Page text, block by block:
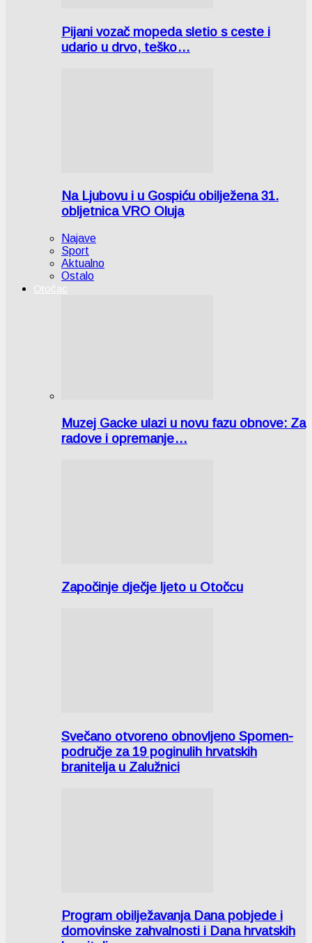
Pijani vozač mopeda sletio s ceste i
udario u drvo, teško…
Na Ljubovu i u Gospiću obilježena 31.
obljetnica VRO Oluja
Najave
Sport
Aktualno
Ostalo
Otočac
Muzej Gacke ulazi u novu fazu obnove: Za
radove i opremanje…
Započinje dječje ljeto u Otočcu
Svečano otvoreno obnovljeno Spomen-
područje za 19 poginulih hrvatskih
branitelja u Zalužnici
Program obilježavanja Dana pobjede i
domovinske zahvalnosti i Dana hrvatskih